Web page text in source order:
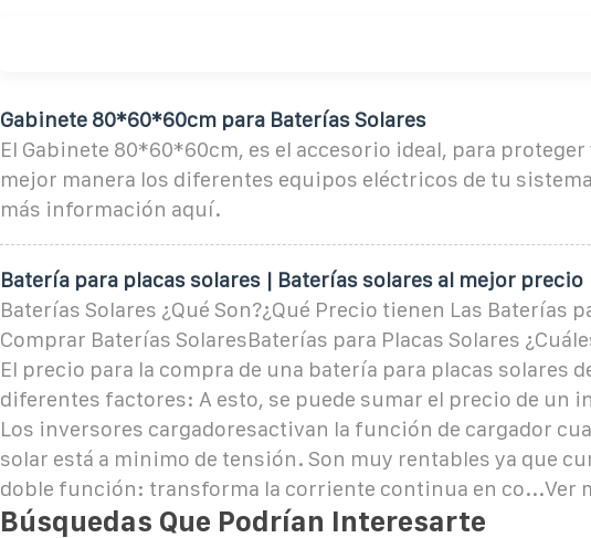
Gabinete 80*60*60cm para Baterías Solares
El Gabinete 80*60*60cm, es el accesorio ideal, para proteger
mejor manera los diferentes equipos eléctricos de tu
más información aquí.
Batería para placas solares | Baterías solares al mejor precio
Baterías Solares ¿Qué Son?¿Qué Precio tienen Las Baterías
Comprar Baterías SolaresBaterías para Placas Solares
El precio para la compra de una batería para placas solares
diferentes factores: A esto, se puede sumar el precio de un
Los inversores cargadoresactivan la función de cargador
solar está a minimo de tensión. Son muy rentables ya que
doble función: transforma la corriente continua en co...Ver
Búsquedas Que Podrían Interesarte